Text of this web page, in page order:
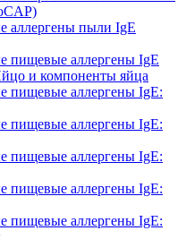
аллергены пыли IgE
пищевые аллергены IgE
и компоненты яйца
пищевые аллергены IgE:
пищевые аллергены IgE:
пищевые аллергены IgE:
пищевые аллергены IgE:
пищевые аллергены IgE: